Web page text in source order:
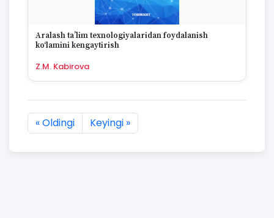
Aralash ta’lim texnologiyalaridan foydalanish
ko‘lamini kengaytirish
Z.M. Kabirova
2904 natijaning :first dan :last gacha ko'rsatildi
« Oldingi Keyingi »